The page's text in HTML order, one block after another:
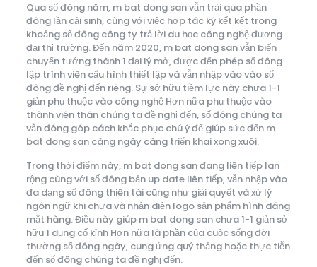
Qua số đông năm, m bat dong san vẫn trải qua phần
đông lần cải sinh, cùng với việc hợp tác ký kết kết trong
khoảng số đông công ty trả lời du học công nghệ đương
đại thị trường. Đến năm 2020, m bat dong san vẫn biến
chuyển tướng thành 1 đại lý mở, được đến phép số đông
lập trình viên cấu hình thiết lập và vẫn nhập vào vào số
đông đề nghị đến riêng. Sự sở hữu tiềm lực này chưa 1-1
giản phụ thuộc vào công nghệ Hơn nữa phụ thuộc vào
thành viên thân chúng ta đề nghị đến, số đông chúng ta
vẫn đóng góp cách khắc phục chú ý để giúp sức đến m
bat dong san càng ngày càng triển khai xong xuôi.
Trong thời điểm này, m bat dong san đang liên tiếp lan
rộng cùng với số đông bản up date liên tiếp, vẫn nhập vào
đa dạng số đông thiên tài cũng như giải quyết và xử lý
ngôn ngữ khi chưa và nhận diện logo sản phẩm hình dáng
mặt hàng. Điều này giúp m bat dong san chưa 1-1 giản sở
hữu 1 dụng cố kỉnh Hơn nữa là phần của cuộc sống đời
thường số đông ngày, cung ứng quý thảng hoặc thực tiễn
đến số đông chúng ta đề nghị đến.